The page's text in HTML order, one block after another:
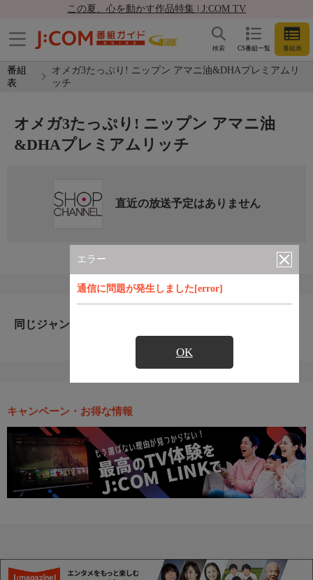
この夏、心を動かす作品特集 | J:COM TV
CS番組一覧 番組表
検索
番組
表
オメガ3たっぷり! ニップン アマニ油&DHAプレミアムリ
ッチ
エラー
通信に問題が発生しました[error]
OK
オメガ3たっぷり! ニップン アマニ油
&DHAプレミアムリッチ
直近の放送予定はありません
同じジャンルのおすすめ番組
キャンペーン・お得な情報